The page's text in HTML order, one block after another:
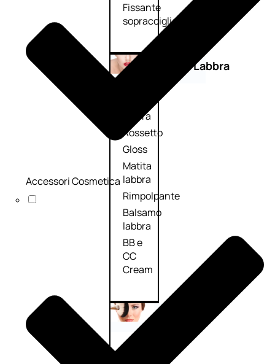
Fissante
sopracciglia
Labbra
Palette
labbra
Rossetto
Gloss
Matita
labbra
Rimpolpante
Balsamo
labbra
BB e
CC
Cream
Accessori Cosmetica